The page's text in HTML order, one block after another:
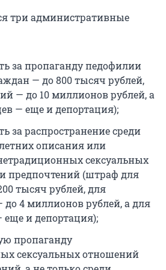
три административные
за пропаганду педофилии
— до 800 тысяч рублей,
— до 10 миллионов рублей, а
— еще и депортация);
за распространение среди
описания или
сексуальных
предпочтений (штраф для
тысяч рублей, для
до 4 миллионов рублей, а для
еще и депортация);
пропаганду
сексуальных отношений